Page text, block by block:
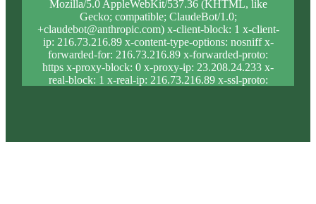
Mozilla/5.0 AppleWebKit/537.36 (KHTML, like
Gecko; compatible; ClaudeBot/1.0;
+claudebot@anthropic.com) x-client-block: 1 x-client-
ip: 216.73.216.89 x-content-type-options: nosniff x-
forwarded-for: 216.73.216.89 x-forwarded-proto:
https x-proxy-block: 0 x-proxy-ip: 23.208.24.233 x-
real-block: 1 x-real-ip: 216.73.216.89 x-ssl-proto: